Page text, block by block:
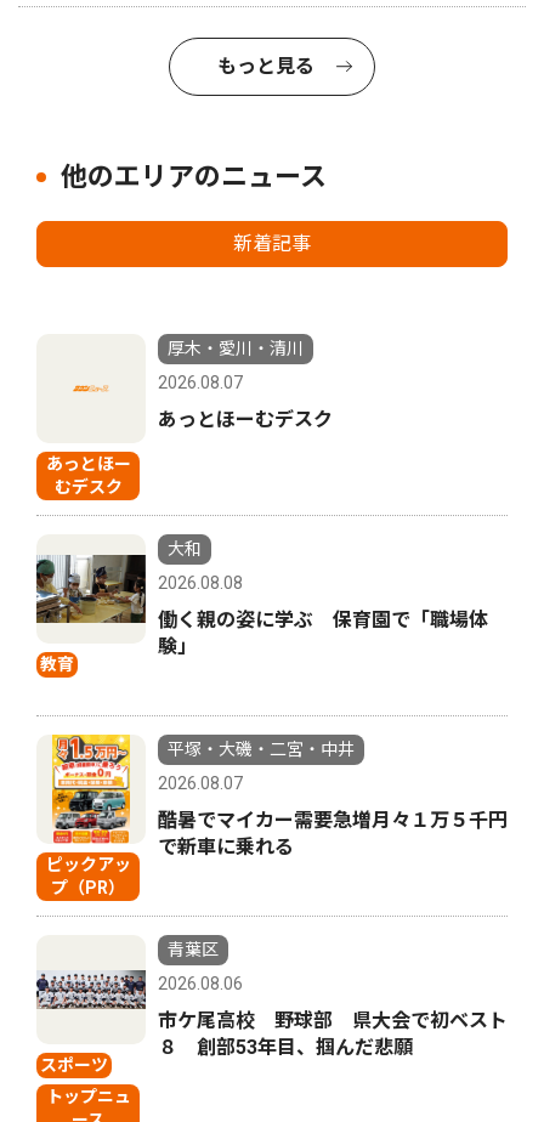
もっと見る
他のエリアのニュース
新着記事
あっとほー
むデスク
厚木・愛川・清川
2026.08.07
あっとほーむデスク
教育
大和
2026.08.08
働く親の姿に学ぶ 保育園で「職場体
験」
ピックアッ
プ（PR）
平塚・大磯・二宮・中井
2026.08.07
酷暑でマイカー需要急増月々１万５千円
で新車に乗れる
スポーツ
トップニュ
青葉区
2026.08.06
市ケ尾高校 野球部 県大会で初ベスト
８ 創部53年目、掴んだ悲願